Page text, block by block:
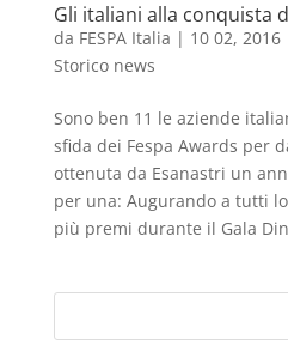
Gli italiani alla conquista
da FESPA Italia | 10 02, 2016
Storico news
Sono ben 11 le aziende
sfida dei Fespa Awards per
ottenuta da Esanastri un
per una: Augurando a tutti
più premi durante il Gala